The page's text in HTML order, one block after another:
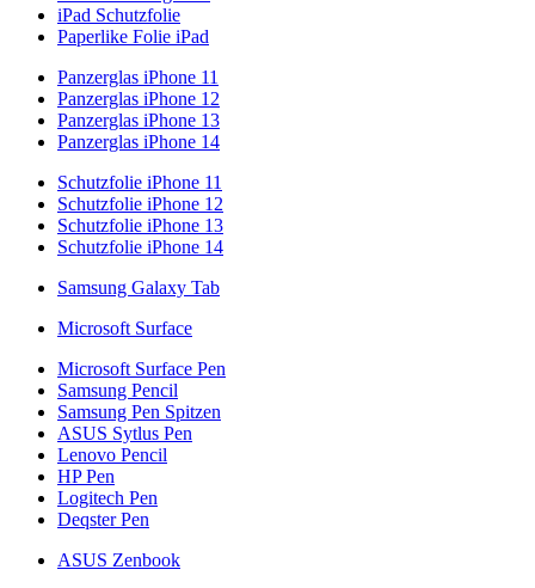
iPad Schutzfolie
Paperlike Folie iPad
Panzerglas iPhone 11
Panzerglas iPhone 12
Panzerglas iPhone 13
Panzerglas iPhone 14
Schutzfolie iPhone 11
Schutzfolie iPhone 12
Schutzfolie iPhone 13
Schutzfolie iPhone 14
Samsung Galaxy Tab
Microsoft Surface
Microsoft Surface Pen
Samsung Pencil
Samsung Pen Spitzen
ASUS Sytlus Pen
Lenovo Pencil
HP Pen
Logitech Pen
Deqster Pen
ASUS Zenbook